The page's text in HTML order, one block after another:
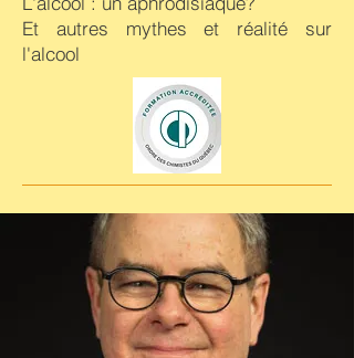
Et autres mythes et réalité sur
l'alcool